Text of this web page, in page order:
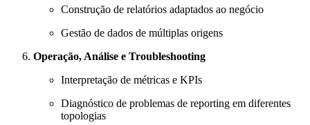
Construção de relatórios adaptados ao negócio
Gestão de dados de múltiplas origens
Operação, Análise e Troubleshooting
Interpretação de métricas e KPIs
Diagnóstico de problemas de reporting em diferentes
topologias